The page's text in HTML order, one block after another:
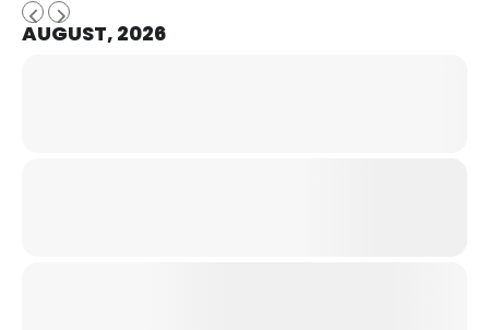
AUGUST, 2026